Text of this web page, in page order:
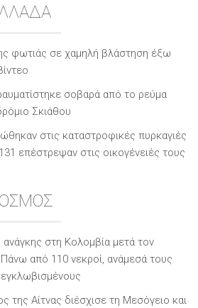
φωτιάς σε χαμηλή βλάστηση έξω
σοβαρά από το ρεύμα
Σκιάθου
στις καταστροφικές πυρκαγιές
επέστρεψαν στις οικογένειές τους
στη Κολομβία μετά τον
από 110 νεκροί, ανάμεσά τους
εγκλωβισμένους
της Αίτνας διέσχισε τη Μεσόγειο και